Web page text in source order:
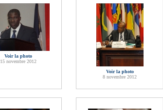
Voir la photo
15 novembre 2012
Voir la photo
8 novembre 2012